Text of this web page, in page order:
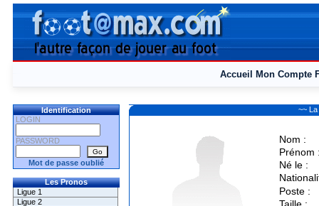
Accueil Mon Compte
Identification
LOGIN
PASSWORD
Mot de passe oublié
Les Pronos
Ligue 1
Ligue 2
~~
Nom :
Prénom
Né le :
Poste :